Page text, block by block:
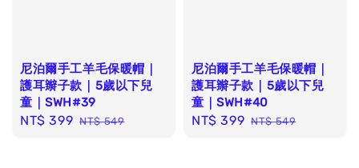
尼泊爾手工羊毛保暖帽｜
護耳辮子款｜5歲以下兒
童｜SWH#39
Sale
NT$ 399 Regular
NT$ 549
尼泊爾手工羊毛保暖帽｜
護耳辮子款｜5歲以下兒
童｜SWH#40
Sale
NT$ 399 Regular
NT$ 549